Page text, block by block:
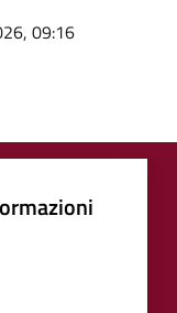
09:16